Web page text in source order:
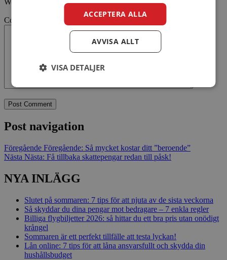
Webbsida
Comment
Post navigation
Föregående Föregående: Så mycket kostar ditt ”beroende”
Nästa Nästa: Få tillbaka skattepengar redan till påsk!
NYA INLÄGG
Slutet på sommaren: 7 tips för att njuta av de sista veckorna
Så skyddar du dina pengar mot bedragare – 7 enkla regler
Billiga flygbiljetter 2026: så hittar du ett bra pris utan onödigt
krångel
Sommaren är ett perfekt tillfälle att testa lyckan!
Lån online: 7 tips för att låna ansvarsfullt och skydda din
hushållsbudget
ACCEPTERA ALLA
AVVISA ALLT
VISA DETALJER